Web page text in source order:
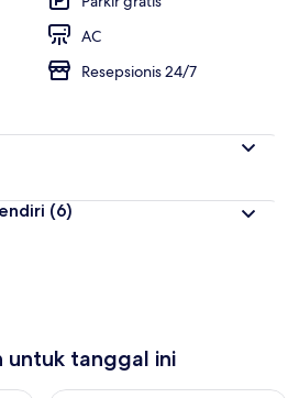
AC
Resepsionis 24/7
(6)
untuk tanggal ini